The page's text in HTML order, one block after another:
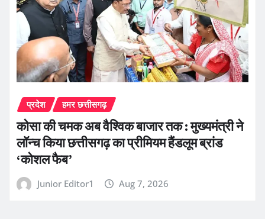
प्रदेश हमर छत्तीसगढ़
कोसा की चमक अब वैश्विक बाजार तक : मुख्यमंत्री ने
लॉन्च किया छत्तीसगढ़ का प्रीमियम हैंडलूम ब्रांड
‘कोशल फैब’
Junior Editor1 Aug 7, 2026